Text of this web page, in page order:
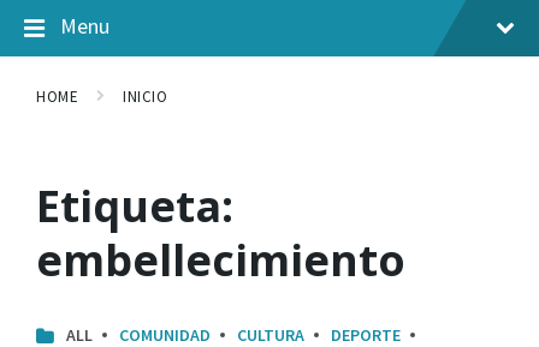
Menu
HOME INICIO
Etiqueta:
embellecimiento
ALL COMUNIDAD CULTURA
DEPORTE